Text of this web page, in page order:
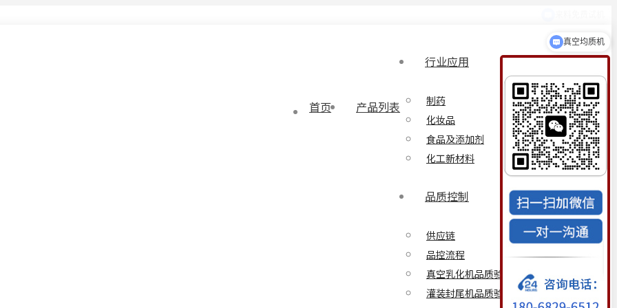
首页 产品列表
行业应用
制药
化妆品
食品及添加剂
化工新材料
品质控制
供应链
品控流程
真空乳化机品质验证方案
灌装封尾机品质验证方案
真空均质机